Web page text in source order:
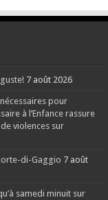
7 août 2026
pour
à l’Enfance rassure
violences sur
di-Gaggio 7 août
samedi minuit sur